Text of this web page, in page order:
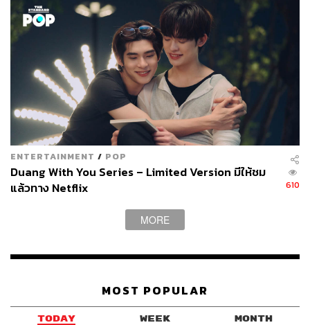
Inception ที่เข้าไปสำรวจพื้นที่ในจิตใต้สำนึกของคน รวมถึง
การปลูกฝังความคิดลงในจิตใจManiac
ก็เข้าไปสำรวจว่าเรา
จะสามารถมีกระบวนการรักษาความเจ็บทางใจได้แน่นอน
หรือไม่
ผู้กำกับ แครี ฟุคุนางะ จาก​ซีรีส์ True Detectiveกลับมาร่วม
งานกับ Netflix อีกครั้งหลังจากBeasts of No Nation
ภาพยนตร์ที่ฟุคุนางะ
ทำกับ Netflix ได้รับเสียงชื่นชมอย่างสูง
ในManiacเขาตั้งคำถามกับผู้ชมและตัวละครว่าความทรง
จำที่เลวร้ายคือความป่วยไข้จริงหรือ
กาย คำถามนี้ดูน่าสนใจ แต่กระนั้นซีรีส์ก็ยังแสดงให้เห็นว่า
แม้ยาที่บอกว่ารักษาอาการป่วยใจได้ใน 3 วันก็ยังต้องนำตัว
นั่นอาจเพราะความทุกข์ใจก็เป็นประสบการณ์หนึ่งที่เราต้อง
ก้าวข้ามผ่านไป ในโลกแห่งความจริงที่ไม่มียา 3 เม็ดที่
เยียวยาความทุกข์ได้อย่างชะงัดใน 3 วัน ความทุกข์ก็อาจมี
ENTERTAINMENT / POP
Duang With You Series – Limited Version มีให้ชม
แล้วทาง Netflix
610
MORE
MOST POPULAR
TODAY WEEK MONTH